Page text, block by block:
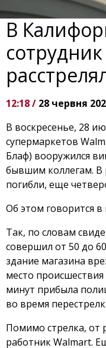
В
12:18 / 28 червня
В воскресенье, 28
супермаркетов
Блаф) вооружился
бывшим коллегам. В
погибли, еще
Об этом говорится в
Так, по словам
совершил от 50 до
здание магазина
место
минут прибыла
во время
Помимо стрелка, от
работник Walmart.